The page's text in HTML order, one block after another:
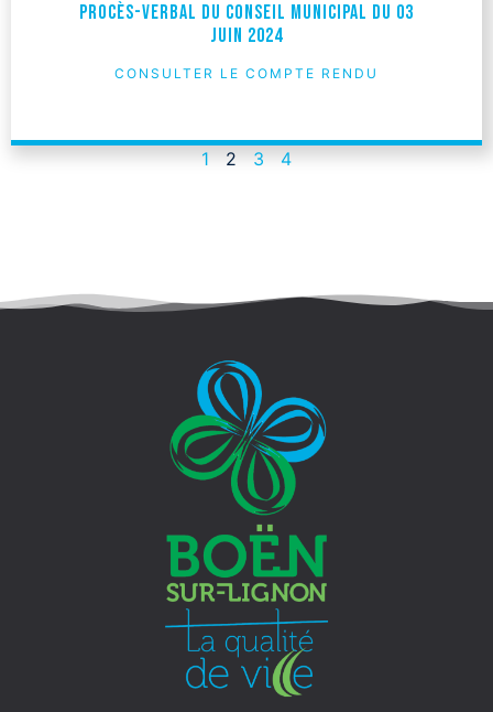
Procès-verbal du Conseil Municipal du 03
juin 2024
CONSULTER LE COMPTE RENDU
1 2 3 4